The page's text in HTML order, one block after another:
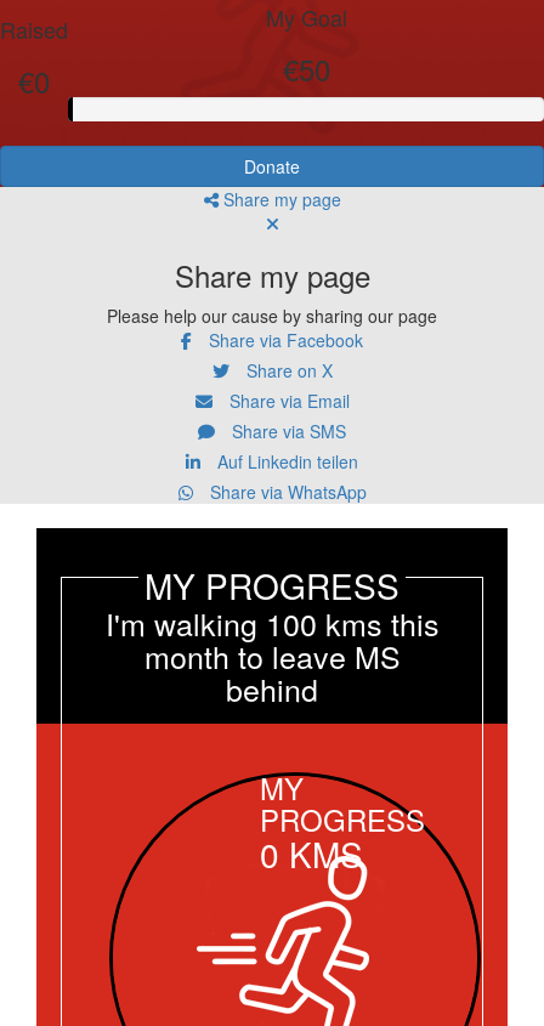
Raised
€0
My Goal
€50
Donate
Share my page
Share my page
Please help our cause by sharing our page
Share via Facebook
Share on X
Share via Email
Share via SMS
Auf Linkedin teilen
Share via WhatsApp
MY PROGRESS
I'm walking 100 kms this
month to leave MS
behind
MY
PROGRESS
0 KMS